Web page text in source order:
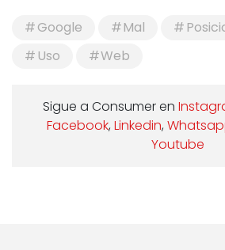
Google Mal
Uso
Web
Sigue a Consumer en
Facebook, Linkedin,
Youtube